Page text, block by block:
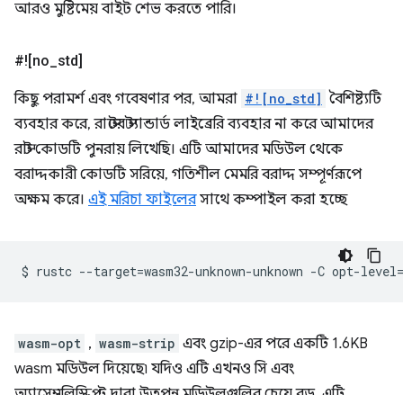
আরও মুষ্টিমেয় বাইট শেভ করতে পারি।
#![no std]
কিছু পরামর্শ এবং গবেষণার পর, আমরা #![no_std] বৈশিষ্ট্যটি
ব্যবহার করে, রাস্টের স্ট্যান্ডার্ড লাইব্রেরি ব্যবহার না করে আমাদের
রাস্ট কোডটি পুনরায় লিখেছি। এটি আমাদের মডিউল থেকে
বরাদ্দকারী কোডটি সরিয়ে, গতিশীল মেমরি বরাদ্দ সম্পূর্ণরূপে
অক্ষম করে। এই মরিচা ফাইলেরসাথে কম্পাইল করা হচ্ছে
$ rustc --target=wasm32-unknown-unknown -C opt-level=
wasm-opt , wasm-strip এবং gzip-এর পরে একটি 1.6KB
wasm মডিউল দিয়েছে৷ যদিও এটি এখনও সি এবং